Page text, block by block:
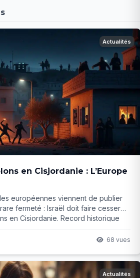
Actualités
en Cisjordanie : L’Europe
européennes viennent de publier
fermeté : Israël doit faire cesser
en Cisjordanie. Record historique
le début d’un vrai tournant ? 68 vues
Actualités